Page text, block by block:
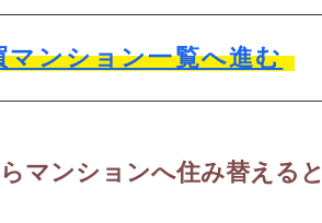
マンション一覧へ進む
マンションへ住み替えると